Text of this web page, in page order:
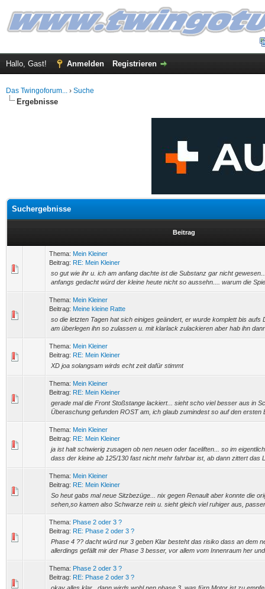
Hallo, Gast! Anmelden Registrieren
Das Twingoforum... › Suche
Ergebnisse
Suchergebnisse
Beitrag
Thema: Mein Kleiner
Beitrag: RE: Mein Kleiner
so gut wie ihr u. ich am anfang dachte ist die Substanz gar nicht
anfangs gedacht würd der kleine heute nicht so aussehn.... warum die
Thema: Mein Kleiner
Beitrag: Meine kleine Ratte
so die letzten Tagen hat sich einiges geändert, er wurde komplett bis aufs
am überlegen ihn so zulassen u. mit klarlack zulackieren aber hab ihn
Thema: Mein Kleiner
Beitrag: RE: Mein Kleiner
XD joa solangsam wirds echt zeit dafür stimmt
Thema: Mein Kleiner
Beitrag: RE: Mein Kleiner
gerade mal die Front Stoßstange lackiert... sieht scho viel besser aus in
Überaschung gefunden ROST am, ich glaub zumindest so auf den ersten
Thema: Mein Kleiner
Beitrag: RE: Mein Kleiner
ja ist halt schwierig zusagen ob nen neuen oder faceliften... so im
dass der kleine ab 125/130 fast nicht mehr fahrbar ist, ab dann zittert das
Thema: Mein Kleiner
Beitrag: RE: Mein Kleiner
So heut gabs mal neue Sitzbezüge... nix gegen Renault aber konnte die
sehen,so kamen also Schwarze rein u. sieht gleich viel ruhiger aus,
Thema: Phase 2 oder 3 ?
Beitrag: RE: Phase 2 oder 3 ?
Phase 4 ?? dacht würd nur 3 geben Klar besteht das risiko dass an dem
allerdings gefällt mir der Phase 3 besser, vor allem vom Innenraum her
Thema: Phase 2 oder 3 ?
Beitrag: RE: Phase 2 oder 3 ?